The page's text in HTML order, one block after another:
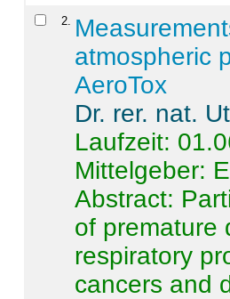
2
atmospheric
AeroTox
Dr. rer. nat.
Laufzeit:
Mittelgeber:
Abstract:
of premature
respiratory
cancers and